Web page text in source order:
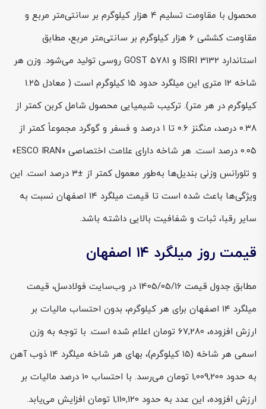
محصول با مقاومت تسلیم ۴ هزار کیلوگرم بر سانتی‌متر مربع و
مقاومت کششی ۶ هزار کیلوگرم بر سانتی‌متر مربع، مطابق
استاندارد ISIRI 3132 و GOST 5781 روسی تولید می‌شود. وزن هر
شاخه ۱۲ متری این میلگرد حدود ۱۵ کیلوگرم است ( معادل ۱.۲۵
کیلوگرم در هر متر). ترکیب شیمیایی محصول شامل کربن کمتر از
۰.۳۸ درصد، منگنز ۰.۶ تا ۱ درصد و فسفر و گوگرد مجموعاً کمتر از
۰.۰۵ درصد است. هر شاخه دارای علامت اختصاصی «ESCO IRAN»
و تلورانس وزنی بندیل‌ها به‌طور معمول کمتر از ±۳ درصد است. این
ویژگی‌ها باعث شده است تا قیمت میلگرد ۱۴ اصفهان نسبت به
سایر رقبا، ثبات و شفافیت بالایی داشته باشد.
قیمت روز میلگرد ۱۴ اصفهان
مطابق جدول قیمت 1405/05/16 در وب‌سایت فولادسل، قیمت
میلگرد ۱۴ اصفهان برای هر کیلوگرم، بدون احتساب مالیات بر
ارزش افزوده، 67,280 تومان اعلام شده است. با توجه به وزن
اسمی هر شاخه (۱۵ کیلوگرم)، بهای هر شاخه میلگرد ۱۴ ذوب آهن
به حدود 1,009,200 تومان می‌رسد. با احتساب 10 درصد مالیات بر
ارزش افزوده، این عدد به حدود 1,110,120 تومان افزایش می‌یابد.